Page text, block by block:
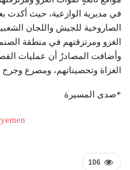
في مديرية الوازعية، حيث أكدت
الصاروخية للجيش واللجان
الغزو ومرتزقتهم في منطقة
وأضافت المصادرُ أن عمليات
الغزاة وتحصيناتهم، ومصرع
*صدى المسيرة
106